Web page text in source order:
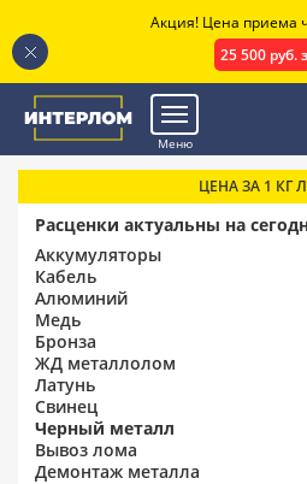
Меню
ЦЕНА ЗА 1 КГ
Расценки актуальны на
Аккумуляторы
Кабель
Алюминий
Медь
Бронза
ЖД металлолом
Латунь
Свинец
Черный металл
Вывоз лома
Демонтаж металла
Акция! Цена приема
25 500 руб.
.